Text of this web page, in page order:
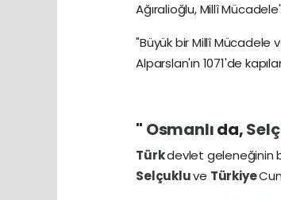
Ağıralioğlu, Millî
"Büyük bir Millî
Alparslan'ın 1071'de
" Osmanlıda,
Türkdevlet geleneğinin
Selçukluve Türkiye